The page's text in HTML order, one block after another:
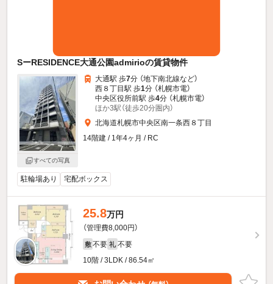
SーRESIDENCE大通公園admirioの賃貸物件
すべての写真
大通駅 歩7分 （地下南北線など）
西８丁目駅 歩1分 （札幌市電）
中央区役所前駅 歩4分 （札幌市電）
ほか3駅（徒歩20分圏内）
北海道札幌市中央区南一条西８丁目
14階建 / 1年4ヶ月 / RC
駐輪場あり 宅配ボックス
25.8万円
（管理費8,000円）
敷 不要 礼 不要
10階 / 3LDK / 86.54㎡